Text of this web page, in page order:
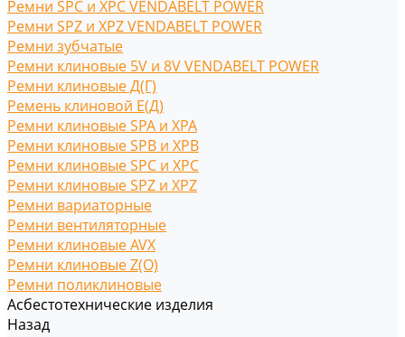
Ремни SPC и XPC VENDABELT POWER
Ремни SPZ и XPZ VENDABELT POWER
Ремни зубчатые
Ремни клиновые 5V и 8V VENDABELT POWER
Ремни клиновые Д(Г)
Ремень клиновой Е(Д)
Ремни клиновые SPA и XPA
Ремни клиновые SPB и XPB
Ремни клиновые SPC и XPC
Ремни клиновые SPZ и XPZ
Ремни вариаторные
Ремни вентиляторные
Ремни клиновые AVX
Ремни клиновые Z(O)
Ремни поликлиновые
Асбестотехнические изделия
Назад